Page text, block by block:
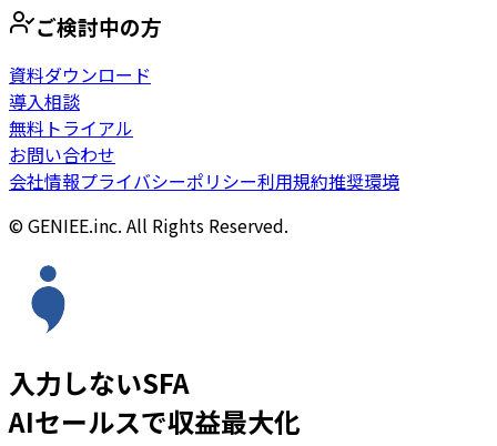
ご検討中の方
資料ダウンロード
導入相談
無料トライアル
お問い合わせ
会社情報プライバシーポリシー利用規約推奨環境
© GENIEE.inc. All Rights Reserved.
入力しないSFA
AIセールスで収益最大化